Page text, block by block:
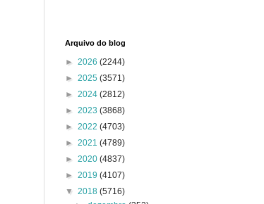
Arquivo do blog
► 2026 (2244)
► 2025 (3571)
► 2024 (2812)
► 2023 (3868)
► 2022 (4703)
► 2021 (4789)
► 2020 (4837)
► 2019 (4107)
▼ 2018 (5716)